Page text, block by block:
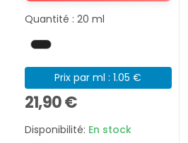
Quantité : 20 ml
Prix par ml : 1.05 €
21,90 €
Disponibilité: En stock